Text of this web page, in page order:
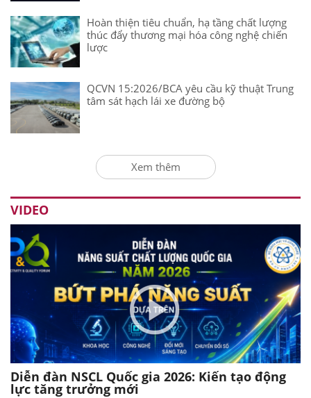
Hoàn thiện tiêu chuẩn, hạ tầng chất lượng
thúc đẩy thương mại hóa công nghệ chiến
lược
QCVN 15:2026/BCA yêu cầu kỹ thuật Trung
tâm sát hạch lái xe đường bộ
Xem thêm
VIDEO
Diễn đàn NSCL Quốc gia 2026: Kiến tạo động
lực tăng trưởng mới